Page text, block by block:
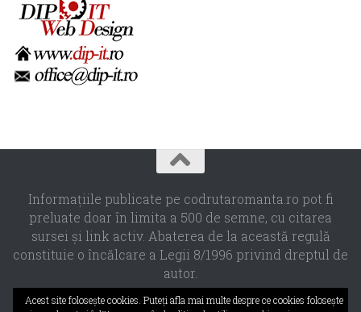
Informaţiile publicate pe codrutaromanta.ro pot fi
preluate doar în limita a 500 de semne, cu citarea
sursei şi link activ. Abaterea de la această regulă
constituie o încălcare a Legii 8/1996 privind dreptul de
autor.
Propulsat de - Designed with theHueman theme
Acest site foloseşte cookies. Puteţi afla mai multe despre ce cookies foloseşte